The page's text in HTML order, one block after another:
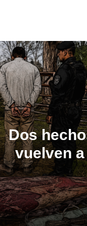
Dos
vuelven
por la
1 junio, 2026